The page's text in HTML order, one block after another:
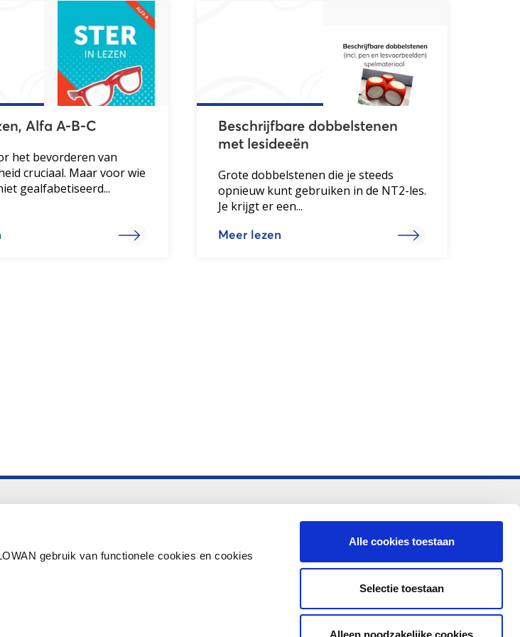
gebruik van functionele cookies en cookies
Alle cookies toestaan
Selectie toestaan
Alleen noodzakelijke cookies
Alfa A-B-C
het bevorderen van
cruciaal. Maar voor wie
gealfabetiseerd...
Beschrijfbare dobbelstenen
met lesideeën
Grote dobbelstenen die je steeds
opnieuw kunt gebruiken in de NT2-les.
Je krijgt er een...
Meer lezen